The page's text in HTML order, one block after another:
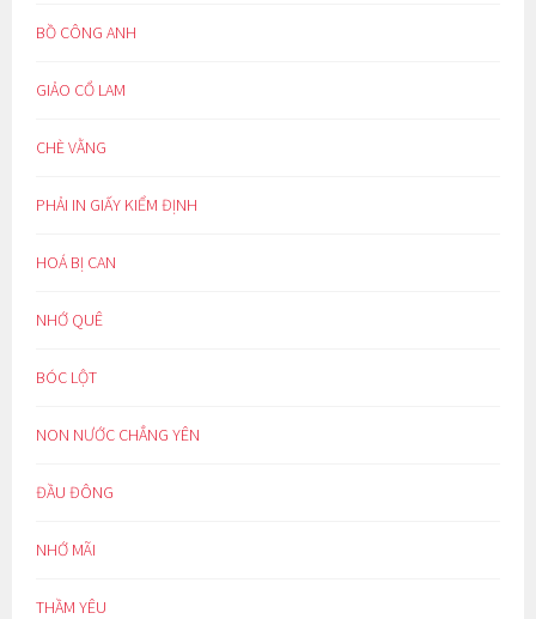
BỒ CÔNG ANH
GIẢO CỔ LAM
CHÈ VẰNG
PHẢI IN GIẤY KIỂM ĐỊNH
HOÁ BỊ CAN
NHỚ QUÊ
BÓC LỘT
NON NƯỚC CHẲNG YÊN
ĐẦU ĐÔNG
NHỚ MÃI
THẦM YÊU